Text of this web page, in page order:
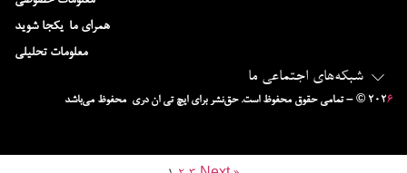
شبکه‌های اجتماعی ما
– © ۲۰۲۶ تمامی حقوق محفوظ است. حق‌نشر برای ایچ‌ تی‌ ان دری محفوظ می‌باشد
همرای ما-یکجا شوید
معلومات تحلیلی